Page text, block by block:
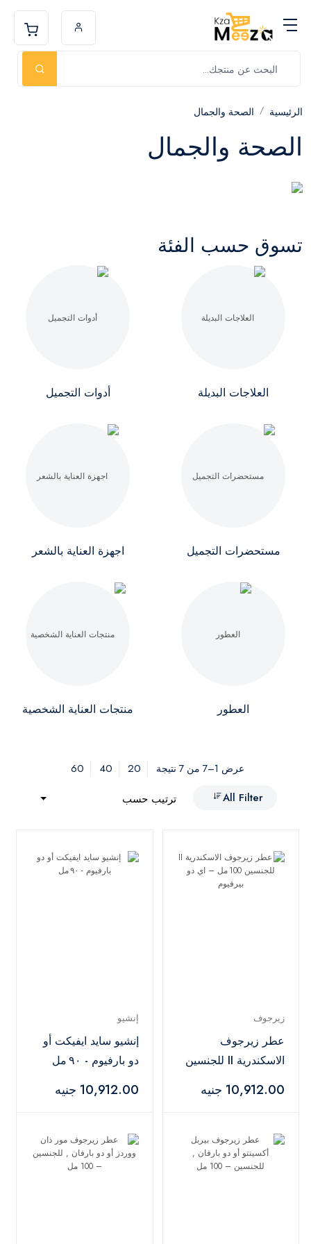
الرئيسية الصحة والجمال
الصحة والجمال
تسوق حسب الفئة
العلاجات البديلة أدوات التجميل
مستحضرات التجميل اجهزة العناية بالشعر
العطور منتجات العناية الشخصية
عرض 1–7 من 7 نتيجة 20
40
60
All Filter
ترتيب حسب
زيرجوف
عطر زيرجوف
الاسكندرية II للجنسين
بيرفيوم
10,912.00 جنيه
إنشيو
إنشيو سايد ايفيكت أو
دو بارفيوم - ٩٠ مل
10,912.00 جنيه